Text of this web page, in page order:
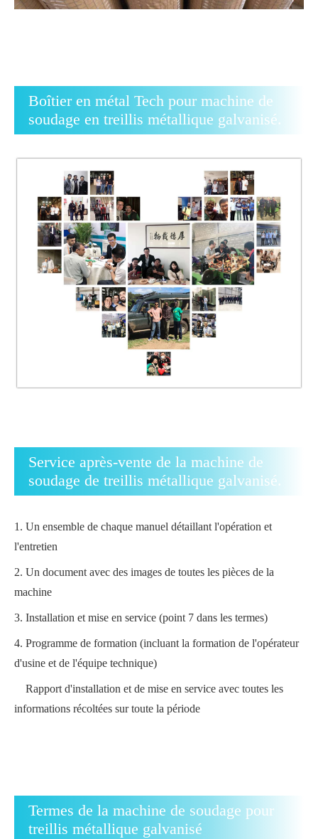
Boîtier en métal Tech pour machine de
soudage en treillis métallique galvanisé.
Service après-vente de la machine de
soudage de treillis métallique galvanisé.
1. Un ensemble de chaque manuel détaillant l'opération et
l'entretien
2. Un document avec des images de toutes les pièces de la
machine
3. Installation et mise en service (point 7 dans les termes)
4. Programme de formation (incluant la formation de l'opérateur
d'usine et de l'équipe technique)
Rapport d'installation et de mise en service avec toutes les
informations récoltées sur toute la période
Termes de la machine de soudage pour
treillis métallique galvanisé